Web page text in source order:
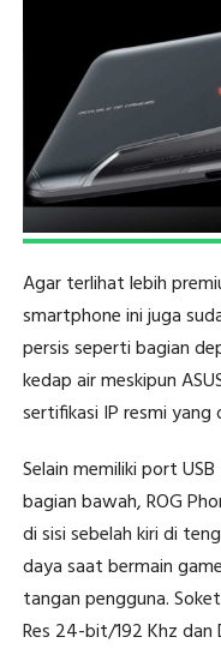
Agar terlihat lebih
smartphone ini juga
persis seperti bagian
kedap air meskipun
sertifikasi IP resmi yang
Selain memiliki port
bagian bawah, ROG
di sisi sebelah kiri di
daya saat bermain
tangan pengguna.
Res 24-bit/192 Khz dan